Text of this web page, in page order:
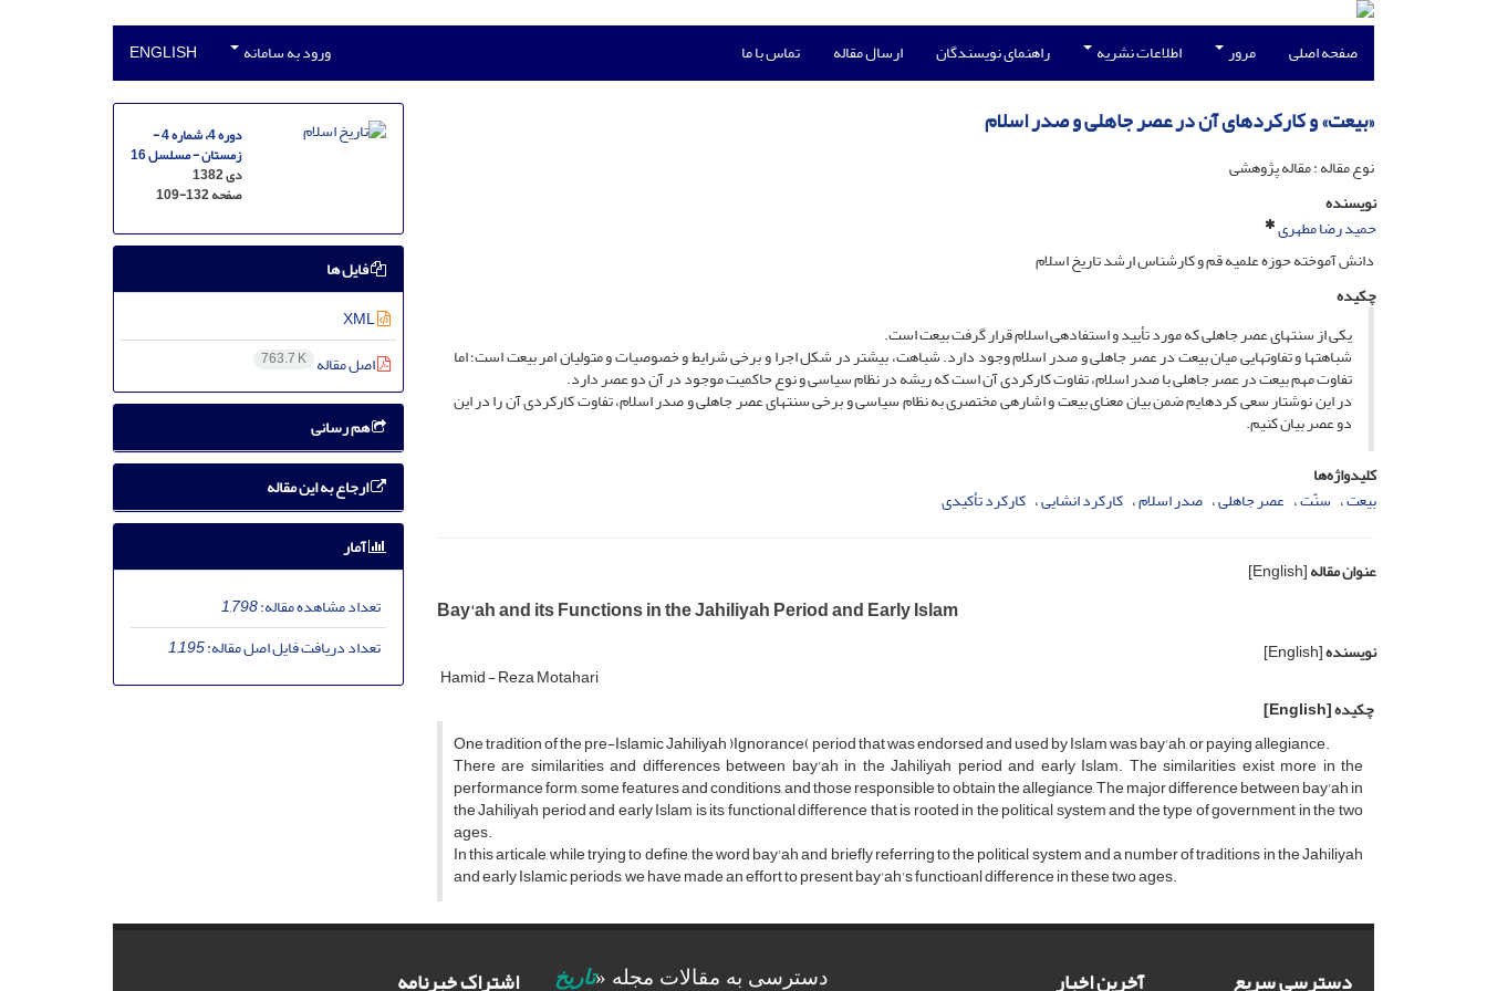
صفحه اصلی مرور اطلاعات نشریه راهنمای نویسندگان ارسال مقاله تماس با ما ورود به سامانه ENGLISH
«بیعت» و کارکردهاى آن در عصر جاهلى و صدر اسلام‏
نوع مقاله : مقاله پژوهشی
نویسنده
حمید رضا مطهری
دانش آموخته‏ حوزه‏ علمیه‏ قم و کارشناس ارشد تاریخ اسلام
چکیده
یکى از سنت‏هاى عصر جاهلى که مورد تأیید و استفاده‏ى اسلام قرار گرفت بیعت است.
شباهت‏ها و تفاوت‏هایى میان بیعت در عصر جاهلى و صدر اسلام وجود دارد. شباهت، بیش‏تر در شکل اجرا و برخى شرایط و خصوصیات و متولیان امر بیعت است؛ اما
تفاوت مهم بیعت در عصر جاهلى با صدر اسلام، تفاوت کارکردى آن است که ریشه در نظام سیاسى و نوع حاکمیت موجود در آن دو عصر دارد.
در این نوشتار سعى کرده‏ایم ضمن بیان معناى بیعت و اشاره‏ى مختصرى به نظام سیاسى و برخى سنت‏هاى عصر جاهلى و صدر اسلام، تفاوت کارکردى آن را در این
دو عصر بیان کنیم.
کلیدواژه‌ها
بیعت سنّت عصر جاهلى صدر اسلام کارکرد انشایى کارکرد تأکیدى
عنوان مقاله[English]
Bay'ah and its Functions in the Jahiliyah Period and Early Islam
نویسنده[English]
Hamid - Reza Motahari
چکیده[English]
One tradition of the pre-Islamic Jahiliyah )Ignorance( period that was endorsed and used by Islam was bay'ah, or paying allegiance.
There are similarities and differences between bay'ah in the Jahiliyah period and early Islam. The similarities exist more in the
performance form, some features and conditions, and those responsible to obtain the allegiance, The major difference between bay'ah in
the Jahiliyah period and early Islam is its functional difference that is rooted in the political system and the type of government in the two
ages.
In this articale, while trying to define, the word bay'ah and briefly referring to the political system and a number of traditions in the Jahiliyah
and early Islamic periods, we have made an effort to present bay'ah's functioanl difference in these two ages.
دوره 4، شماره 4 -
زمستان - مسلسل 16
دی 1382
صفحه109-132
فایل ها
XML
اصل مقاله 763.7 K
هم رسانی
ارجاع به این مقاله
آمار
تعداد مشاهده مقاله:1,798
تعداد دریافت فایل اصل مقاله:1,195
دسترسی سریع آخرین اخبار دسترسی به مقالات مجله «تاریخ اشتراک خبرنامه